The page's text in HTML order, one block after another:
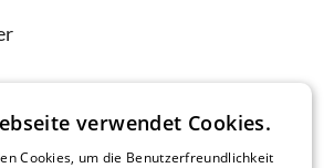
verwendet Cookies.
Cookies, um die Benutzerfreundlichkeit